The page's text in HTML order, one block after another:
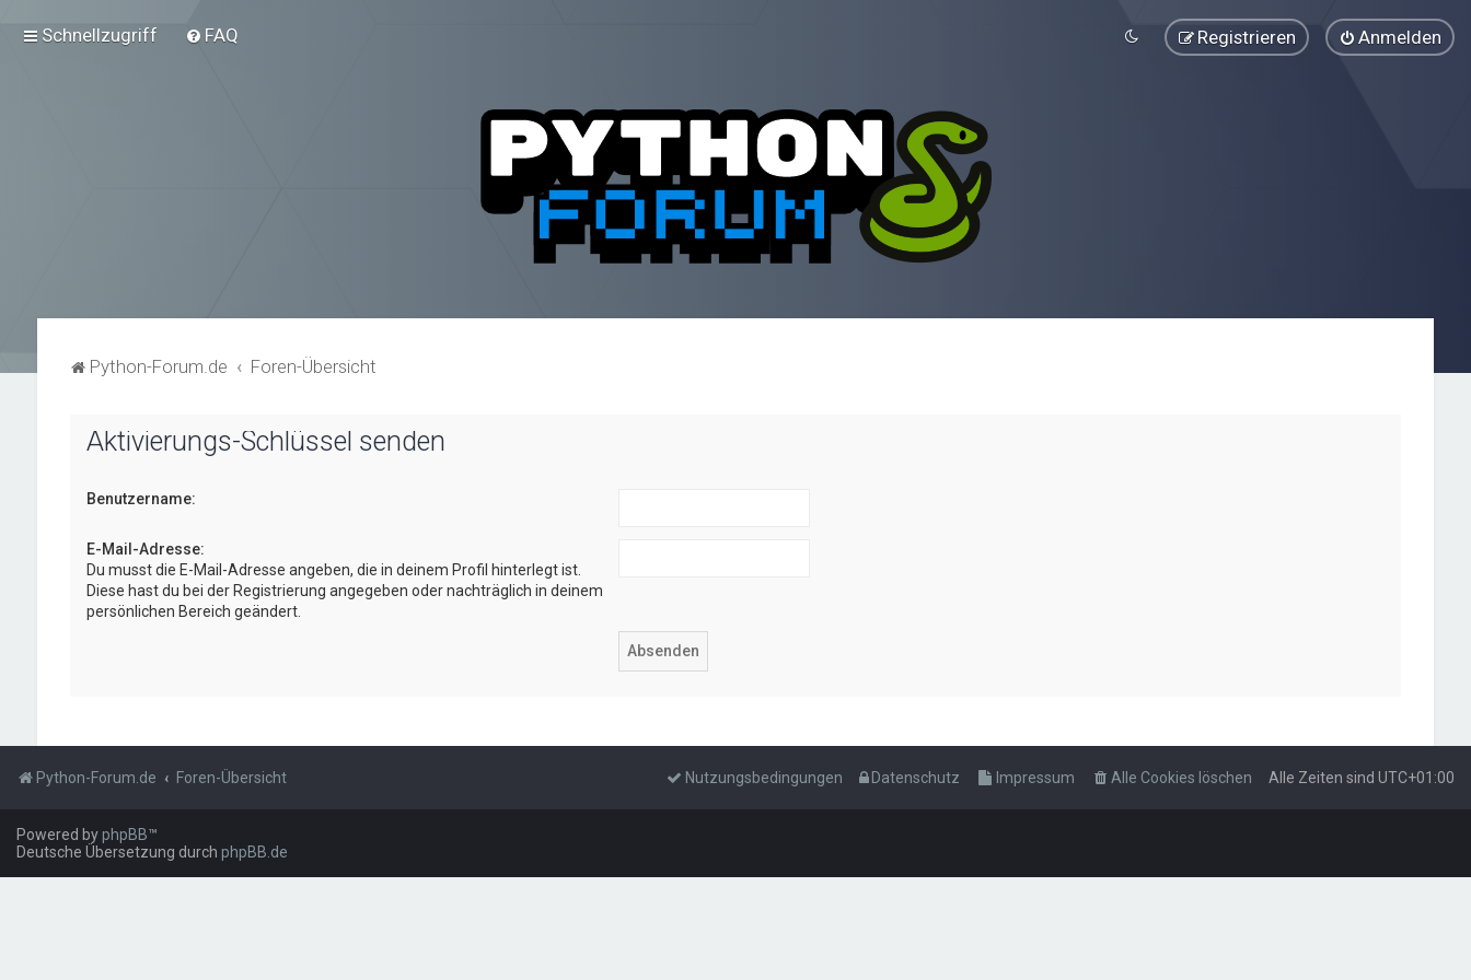
Schnellzugriff FAQ Anmelden
Registrieren
Python-Forum.de Foren-Übersicht
Aktivierungs-Schlüssel senden
Benutzername:
E-Mail-Adresse:
Du musst die E-Mail-Adresse angeben, die in deinem Profil hinterlegt ist.
Diese hast du bei der Registrierung angegeben oder nachträglich in deinem
persönlichen Bereich geändert.
Python-Forum.de Foren-Übersicht Alle Zeiten sind UTC+01:00
Alle Cookies löschen
Impressum
Datenschutz
Nutzungsbedingungen
Powered byphpBB™
Deutsche Übersetzung durch phpBB.de